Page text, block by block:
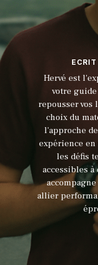
Hervé est
votre
repousser
choix du
l'approche
expérience
les défis
accessibles
allier